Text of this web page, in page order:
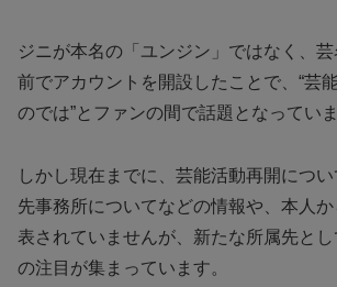
ジニが本名の「ユンジン」ではなく、
前でアカウントを開設したことで、“芸
のでは”とファンの間で話題となっていま
しかし現在までに、芸能活動再開につ
先事務所についてなどの情報や、本人
表されていませんが、新たな所属先と
の注目が集まっています。